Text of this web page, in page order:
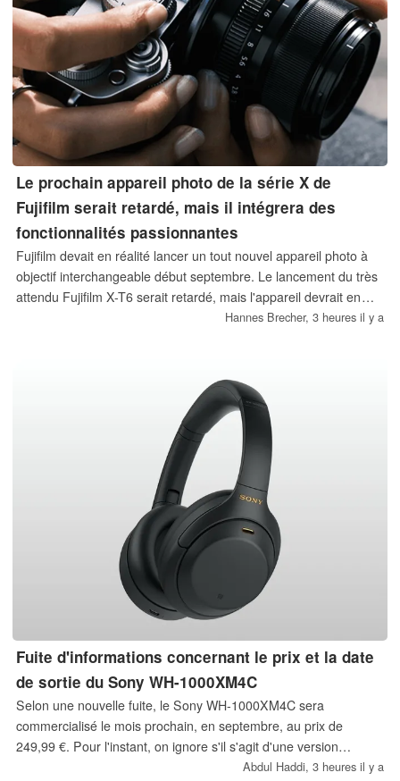
Le prochain appareil photo de la série X de
Fujifilm serait retardé, mais il intégrera des
fonctionnalités passionnantes
Fujifilm devait en réalité lancer un tout nouvel appareil photo à
objectif interchangeable début septembre. Le lancement du très
attendu Fujifilm X-T6 serait retardé, mais l'appareil devrait en
contrepartie intégrer quelques nouvelles fonctionnalités très
Hannes Brecher, 3 heures il y a
Fuite d'informations concernant le prix et la date
de sortie du Sony WH-1000XM4C
Selon une nouvelle fuite, le Sony WH-1000XM4C sera
commercialisé le mois prochain, en septembre, au prix de
249,99 €. Pour l'instant, on ignore s'il s'agit d'une version
actualisée du modèle d'origine ou d'une édition « Lite ».
Abdul Haddi, 3 heures il y a